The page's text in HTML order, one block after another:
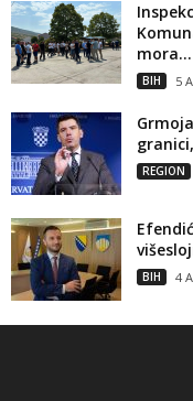
mora...
BIH 5
REGION
BIH 4